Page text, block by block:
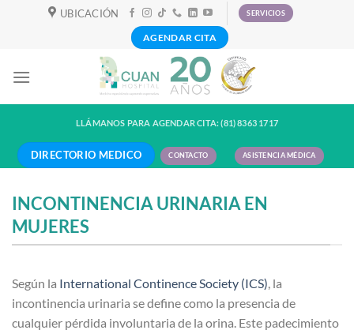
UBICACIÓN SERVICIOS
AGENDAR CITA
LLÁMANOS PARA AGENDAR CITA: (81) 8363 1717
DIRECTORIO MEDICO CONTACTO ASISTENCIA MÉDICA
INCONTINENCIA URINARIA EN
MUJERES
Según la International Continence Society (ICS), la
incontinencia urinaria se define como la presencia de
cualquier pérdida involuntaria de la orina. Este padecimiento